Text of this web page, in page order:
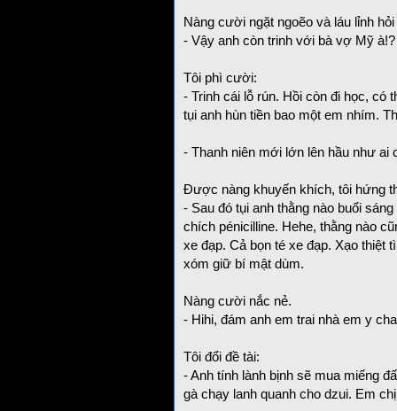
Nàng cười ngặt ngoẽo và láu lỉnh hỏi
- Vậy anh còn trinh với bà vợ Mỹ à!?
Tôi phì cười:
- Trinh cái lỗ rún. Hồi còn đi học, có
tụi anh hùn tiền bao một em nhím.
- Thanh niên mới lớn lên hầu như ai
Được nàng khuyến khích, tôi hứng
- Sau đó tụi anh thằng nào buổi
chích pénicilline. Hehe, thằng nào
xe đạp. Cả bọn té xe đạp. Xạo thiệt
xóm giữ bí mật dùm.
Nàng cười nắc nẻ.
- Hihi, đám anh em trai nhà em y
Tôi đổi đề tài:
- Anh tính lành bịnh sẽ mua miếng
gà chạy lanh quanh cho dzui. Em